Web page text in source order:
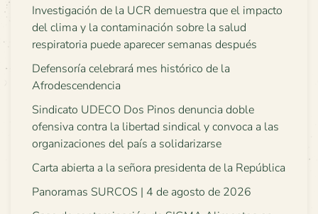
Investigación de la UCR demuestra que el impacto
del clima y la contaminación sobre la salud
respiratoria puede aparecer semanas después
Defensoría celebrará mes histórico de la
Afrodescendencia
Sindicato UDECO Dos Pinos denuncia doble
ofensiva contra la libertad sindical y convoca a las
organizaciones del país a solidarizarse
Carta abierta a la señora presidenta de la República
Panoramas SURCOS | 4 de agosto de 2026